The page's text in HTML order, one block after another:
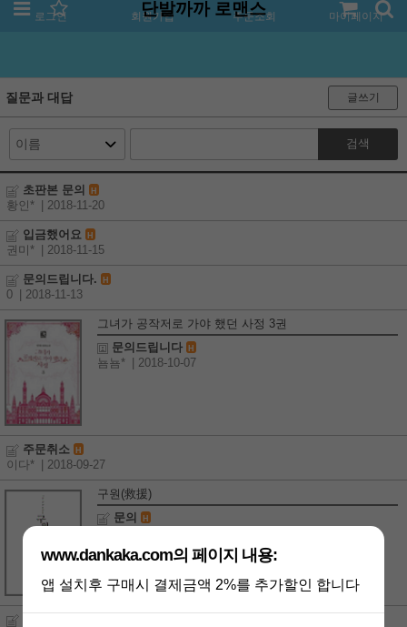
로그인 회원가입 주문조회 마이페이지
단발까까 로맨스
질문과 대답 글쓰기
검색
초판본 문의 H
황인* | 2018-11-20
입금했어요 H
권미* | 2018-11-15
문의드립니다. H
0 | 2018-11-13
그녀가 공작저로 가야 했던 사정 3권
문의드립니다 H
뇸뇸* | 2018-10-07
주문취소 H
이다* | 2018-09-27
구원(救援)
문의
H
www.dankaka.com의 페이지 내용:
앱 설치후 구매시 결제금액 2%를 추가할인 합니다